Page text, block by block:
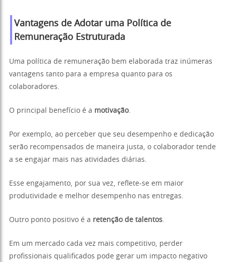
Vantagens de Adotar uma Política de
Remuneração Estruturada
Uma política de remuneração bem elaborada traz inúmeras
vantagens tanto para a empresa quanto para os
colaboradores.
O principal benefício é a motivação.
Por exemplo, ao perceber que seu desempenho e dedicação
serão recompensados de maneira justa, o colaborador tende
a se engajar mais nas atividades diárias.
Esse engajamento, por sua vez, reflete-se em maior
produtividade e melhor desempenho nas entregas.
Outro ponto positivo é a retenção de talentos.
Em um mercado cada vez mais competitivo, perder
profissionais qualificados pode gerar um impacto negativo